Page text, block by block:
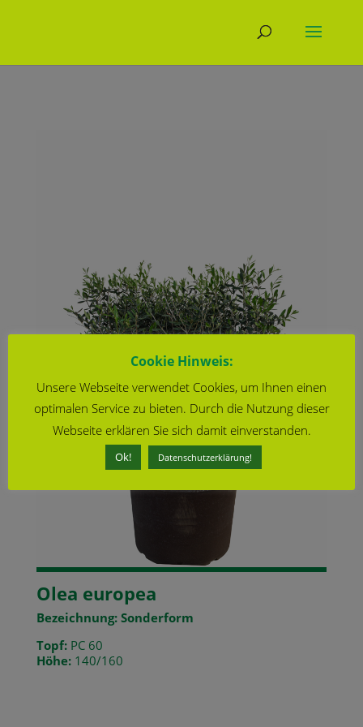
Olea europea
Bezeichnung: Sonderform
Topf:PC 60
Höhe:140/160
Cookie Hinweis:
Unsere Webseite verwendet Cookies, um Ihnen einen
optimalen Service zu bieten. Durch die Nutzung dieser
Webseite erklären Sie sich damit einverstanden.
Ok! Datenschutzerklärung!